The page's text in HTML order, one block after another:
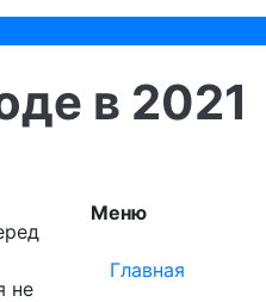
в 2021
Меню
Главная
не